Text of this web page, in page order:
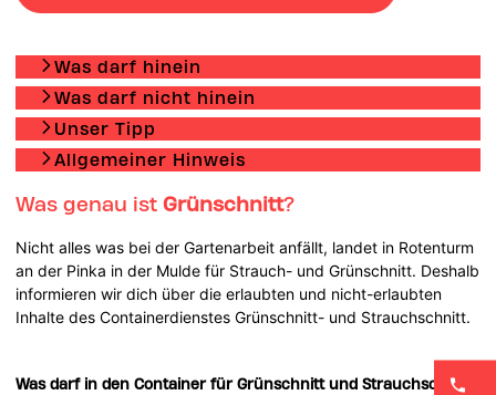
Was darf hinein
Was darf nicht hinein
Unser Tipp
Allgemeiner Hinweis
Was genau istGrünschnitt?
Nicht alles was bei der Gartenarbeit anfällt, landet in Rotenturm
an der Pinka in der Mulde für Strauch- und Grünschnitt. Deshalb
informieren wir dich über die erlaubten und nicht-erlaubten
Inhalte des Containerdienstes Grünschnitt- und Strauchschnitt.
Was darf in den Container für Grünschnitt und Strauchschnitt?